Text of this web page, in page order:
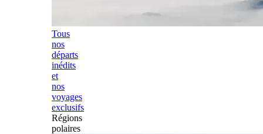
Tous
nos
départs
inédits
et
nos
voyages
exclusifs
Régions
polaires